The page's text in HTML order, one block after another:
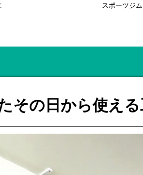
スポーツジ
その日から使え